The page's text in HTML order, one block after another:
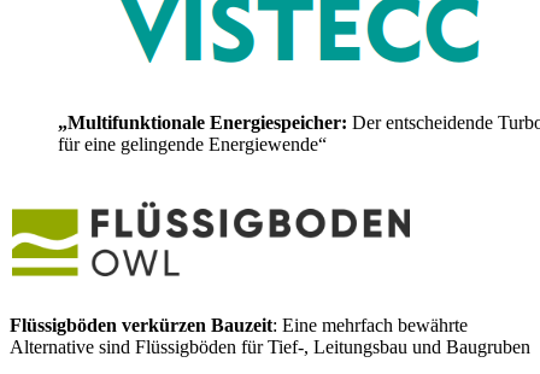
„Multifunktionale Energiespeicher: Der entscheidende
für eine gelingende Energiewende“
Flüssigböden verkürzen Bauzeit: Eine mehrfach bewährte
Alternative sind Flüssigböden für Tief-, Leitungsbau und Baugruben